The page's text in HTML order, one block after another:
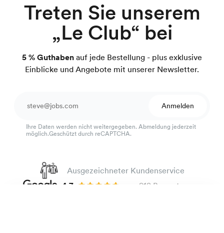
Treten Sie unserem
„Le Club“ bei
5 % Guthaben auf jede Bestellung - plus exklusive
Einblicke und Angebote mit unserer Newsletter.
Anmelden
Ihre Daten werden nicht weitergegeben. Abmeldung jederzeit
möglich.Geschützt durch reCAPTCHA.
Ausgezeichneter Kundenservice
4.7
von 918 Bewertungen